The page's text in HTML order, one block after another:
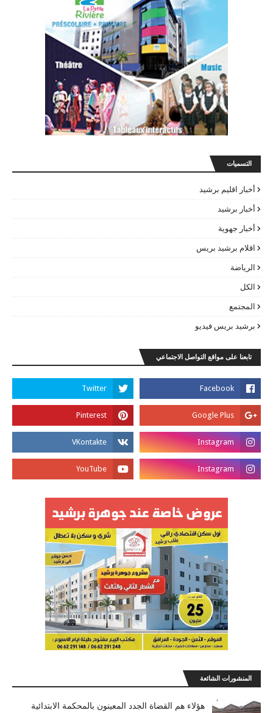
التسميات
أخبار اقليم برشيد
أخبار برشيد
أخبار جهوية
اقلام برشيد بريس
الرياضة
الكل
المجتمع
برشيد بريس فيديو
تابعنا على مواقع التواصل الاجتماعي
المنشورات الشائعة
هؤلاء هم القضاة الجدد المعينون بالمحكمة الابتدائية